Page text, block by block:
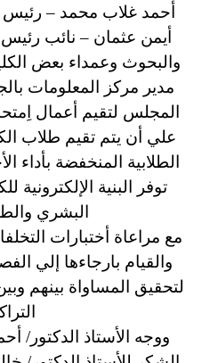
أحمد غلاب محمد – رئيس
أيمن عثمان – نائب رئيس
والبحوث وعمداء بعض
مدير مركز المعلومات
المجلس لتقيم أعمال
علي أن يتم تقيم طلاب
الطلابية المنخفضة بأداء
توفر البنية
البشري
مع مراعاة أختبارات
والقيام بارجاءها إلي
لتحقيق المساواة بينهم
ووجه الأستاذ الدكتور/